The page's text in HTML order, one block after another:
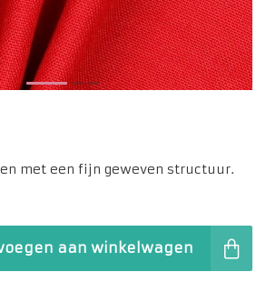
met een fijn geweven structuur.
aan winkelwagen